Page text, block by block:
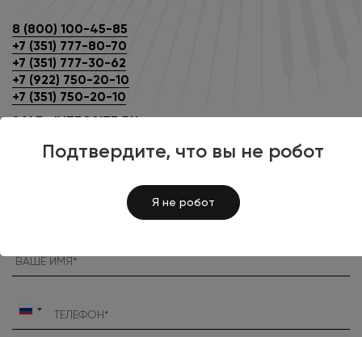
Подтвердите, что вы не робот
Я не робот
8 (800) 100-45-85
+7 (351) 777-80-70
+7 (351) 777-30-62
+7 (922) 750-20-10
+7 (351) 750-20-10
SALE@INTECSITE.RU
ЗАПОЛНИТЬ БРИФ
Россия